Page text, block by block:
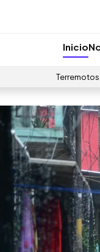
Inicio
Terremotos